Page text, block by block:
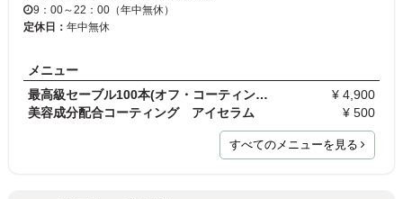
9：00～22：00（年中無休）
定休日： 年中無休
メニュー
最高級セーブル100本(オフ・コーティング込)
¥ 4,900
美容成分配合コーティング アイセラム
¥ 500
すべてのメニューを見る